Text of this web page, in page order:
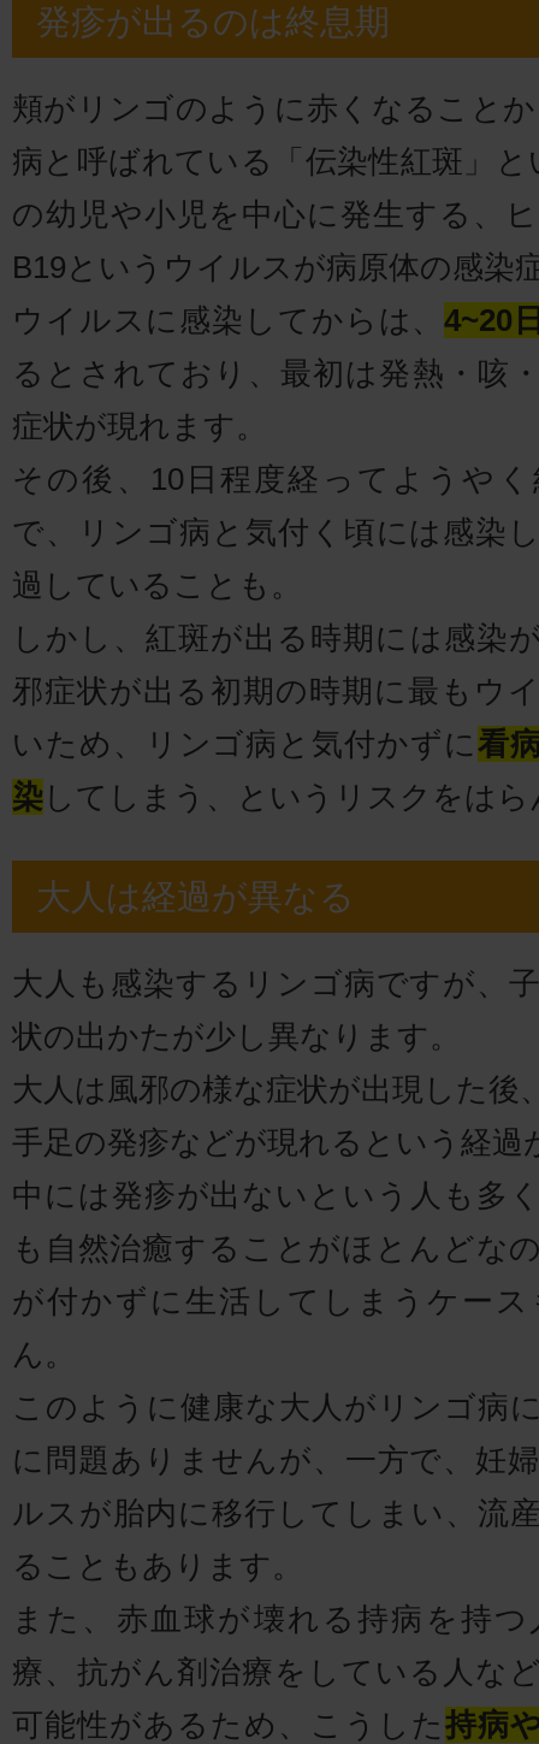
発疹が出るのは終息期
頬がリンゴのように赤くなること
病と呼ばれている「伝染性紅斑」
の幼児や小児を中心に発生する、
B19というウイルスが病原体の感染
ウイルスに感染してからは、4~20
るとされており、最初は発熱・咳
症状が現れます。
その後、10日程度経ってようや
で、リンゴ病と気付く頃には感染
過していることも。
しかし、紅斑が出る時期には感染
邪症状が出る初期の時期に最もウ
いため、リンゴ病と気付かずに看
染 してしまう、というリスクをは
大人は経過が異なる
大人も感染するリンゴ病ですが、
状の出かたが少し異なります。
大人は風邪の様な症状が出現した後
手足の発疹などが現れるという経過
中には発疹が出ないという人も多
も自然治癒することがほとんどな
が付かずに生活してしまうケー
ん。
このように健康な大人がリンゴ病
に問題ありませんが、一方で、妊
ルスが胎内に移行してしまい、流
ることもあります。
また、赤血球が壊れる持病を持
療、抗がん剤治療をしている人な
可能性があるため、こうした持病